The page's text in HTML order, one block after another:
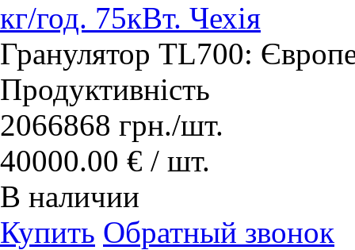
кг/год. 75кВт. Чехія
​Гранулятор TL700:
Продуктивність
2066868 грн./шт.
40000.00 € / шт.
В наличии
Купить Обратный звонок